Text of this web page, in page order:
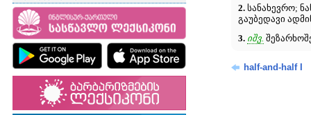
2.სანახევრო;
გაუბედავი
3. იშვ.
half-and-half I